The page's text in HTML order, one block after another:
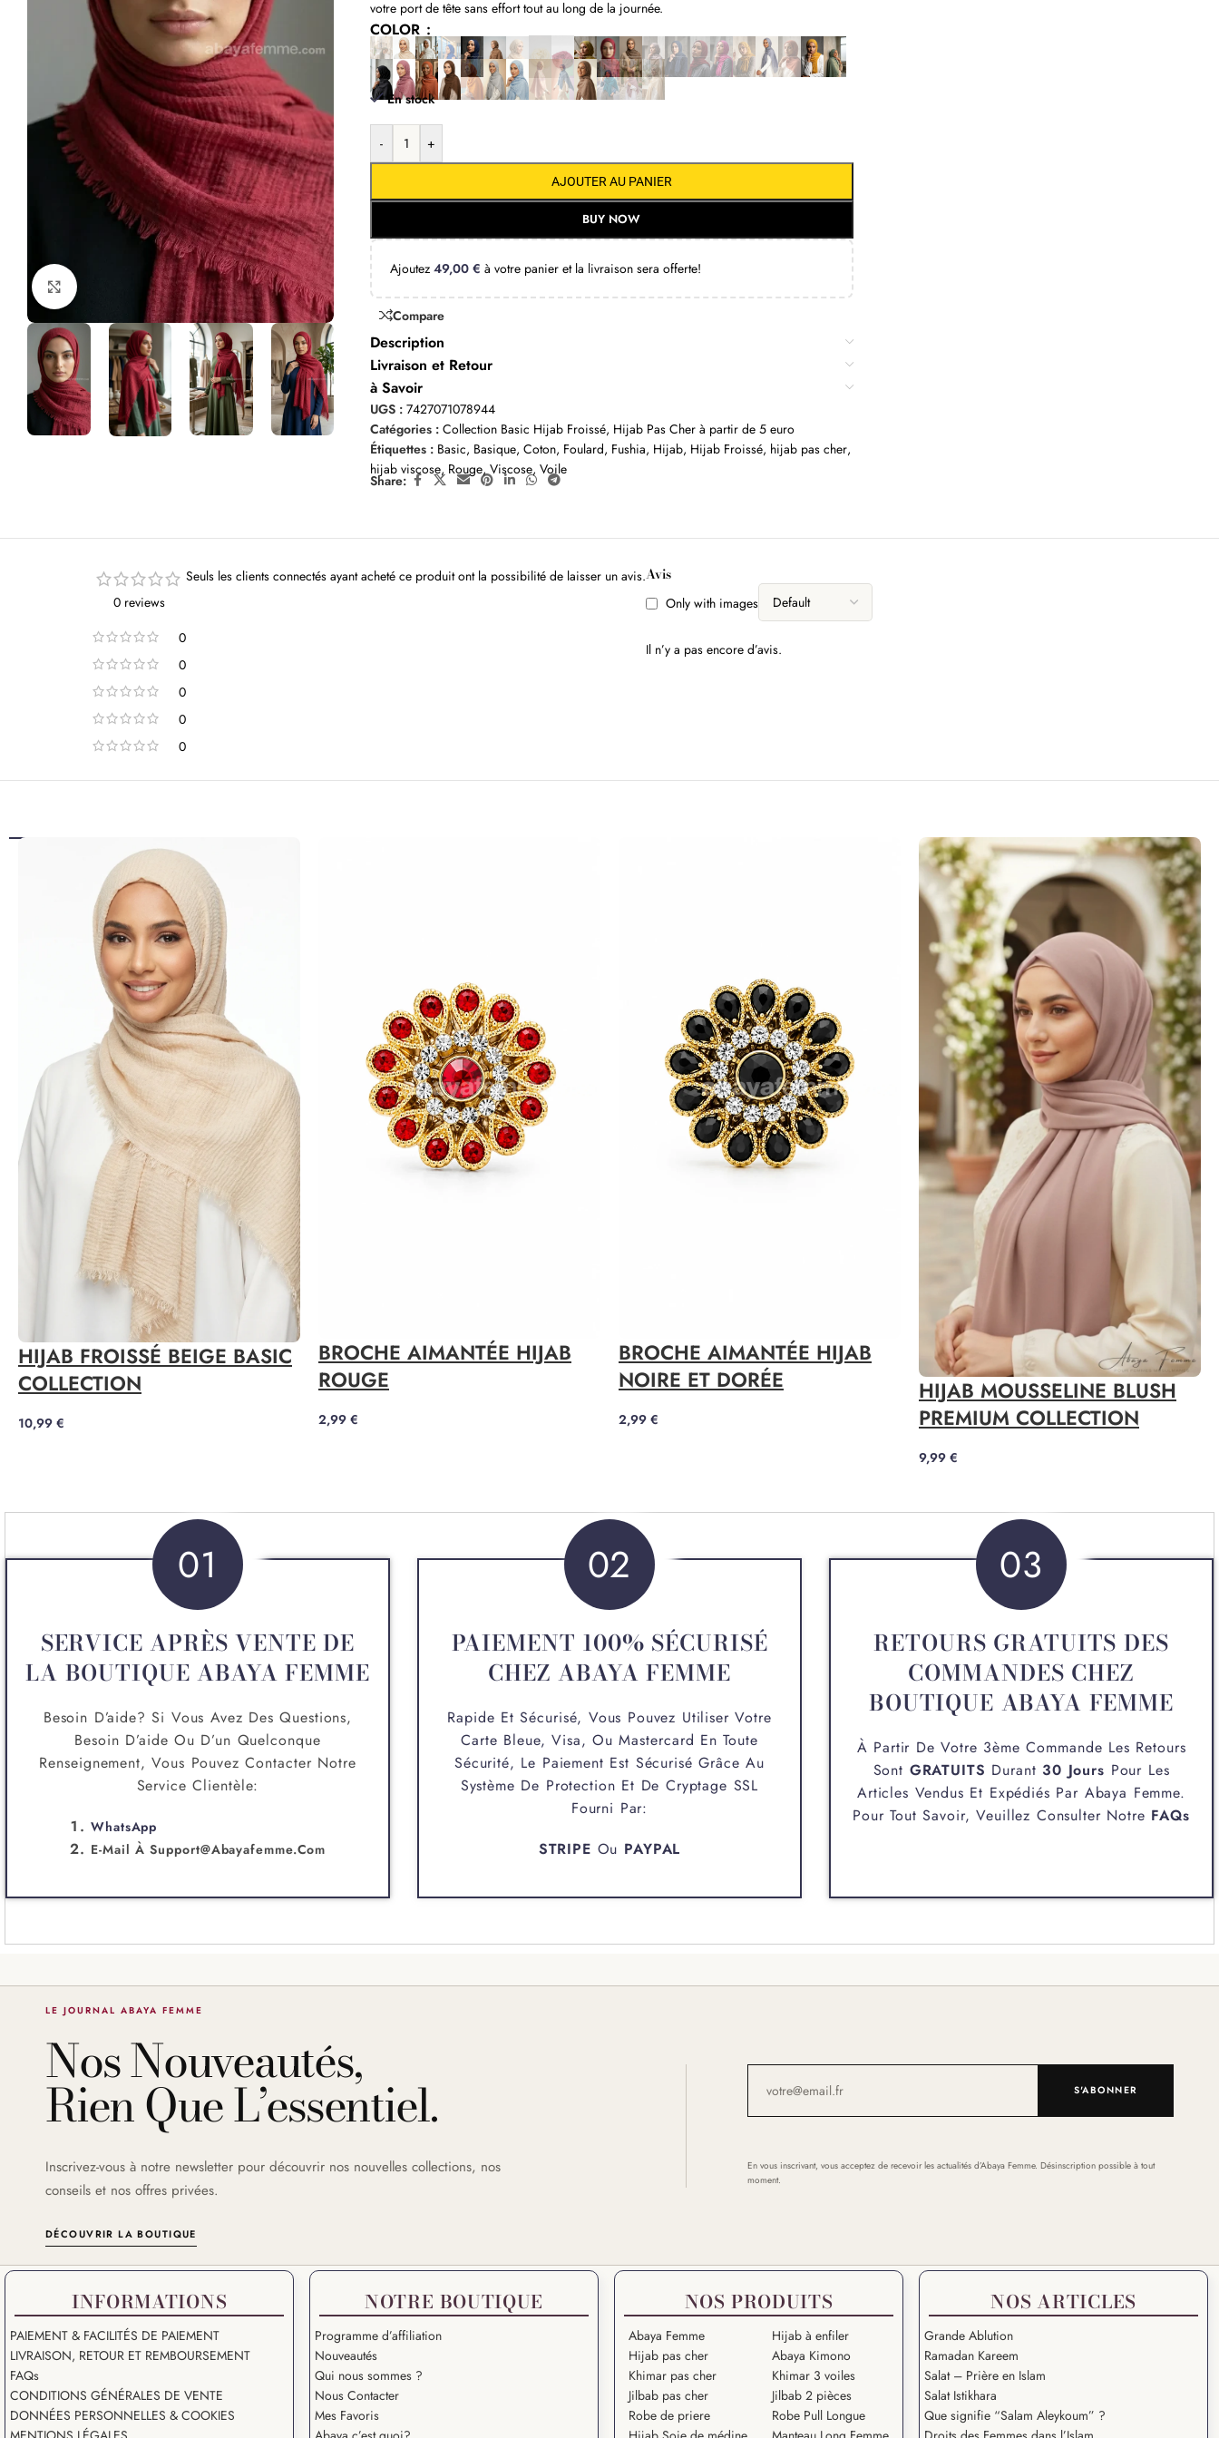
Click to enlarge
votre port de tête sans effort tout au long de la journée.
COLOR
En stock
- +
AJOUTER AU PANIER
BUY NOW
Ajoutez49,00€ à votre panier et la livraison sera offerte!
Compare
Description
Livraison et Retour
à Savoir
UGS :7427071078944
Catégories : Collection Basic Hijab Froissé, Hijab Pas Cher à partir de 5 euro
Étiquettes : Basic, Basique, Coton, Foulard, Fushia, Hijab, Hijab Froissé, hijab pas cher,
hijab viscose, Rouge, Viscose, Voile
Share:
0 reviews
0
0
0
0
0
Avis
Only with images
Il n’y a pas encore d’avis.
Seuls les clients connectés ayant acheté ce produit ont la possibilité de laisser un avis.
HIJAB FROISSÉ BEIGE BASIC
COLLECTION
10,99 €
BROCHE AIMANTÉE HIJAB
ROUGE
2,99 €
BROCHE AIMANTÉE HIJAB
NOIRE ET DORÉE
2,99 €
HIJAB MOUSSELINE BLUSH
PREMIUM COLLECTION
9,99 €
01
SERVICE APRÈS VENTE DE
LA BOUTIQUE ABAYA FEMME
Besoin D’aide? Si Vous Avez Des Questions,
Besoin D’aide Ou D’un Quelconque
Renseignement, Vous Pouvez Contacter Notre
Service Clientèle:
WhatsApp
E-Mail ÀSupport@abayafemme.com
02
PAIEMENT 100% SÉCURISÉ
CHEZ ABAYA FEMME
Rapide Et Sécurisé, Vous Pouvez Utiliser Votre
Carte Bleue, Visa, Ou Mastercard En Toute
Sécurité, Le Paiement Est Sécurisé Grâce Au
Système De Protection Et De Cryptage SSL
Fourni Par:
STRIPE Ou PAYPAL
03
RETOURS GRATUITS DES
COMMANDES CHEZ
BOUTIQUE ABAYA FEMME
À Partir De Votre 3ème Commande Les Retours
Sont GRATUITS Durant 30 Jours Pour Les
Articles Vendus Et Expédiés Par Abaya Femme.
Pour Tout Savoir, Veuillez Consulter Notre FAQs
LE JOURNAL ABAYA FEMME
Nos Nouveautés,
Rien Que L’essentiel.
Inscrivez-vous à notre newsletter pour découvrir nos nouvelles collections, nos
conseils et nos offres privées.
DÉCOUVRIR LA BOUTIQUE
S'ABONNER
En vous inscrivant, vous acceptez de recevoir les actualités d’Abaya Femme. Désinscription possible à tout
moment.
INFORMATIONS
PAIEMENT & FACILITÉS DE PAIEMENT
LIVRAISON, RETOUR ET REMBOURSEMENT
FAQs
CONDITIONS GÉNÉRALES DE VENTE
DONNÉES PERSONNELLES & COOKIES
NOTRE BOUTIQUE
Programme d’affiliation
Nouveautés
Qui nous sommes ?
Nous Contacter
Mes Favoris
NOS PRODUITS
Abaya Femme
Hijab pas cher
Khimar pas cher
Jilbab pas cher
Robe de priere
Hijab à enfiler
Abaya Kimono
Khimar 3 voiles
Jilbab 2 pièces
Robe Pull Longue
NOS ARTICLES
Grande Ablution
Ramadan Kareem
Salat – Prière en Islam
Salat Istikhara
Que signifie “Salam Aleykoum” ?